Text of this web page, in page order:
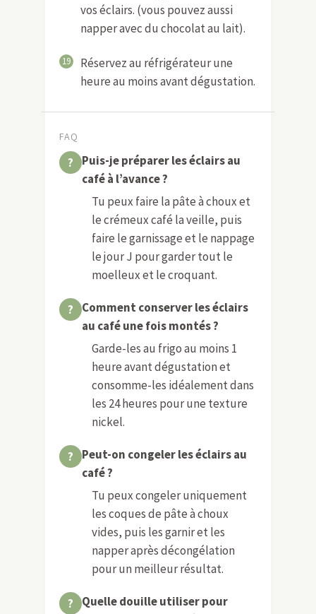
vos éclairs. (vous pouvez aussi
napper avec du chocolat au lait).
19
Réservez au réfrigérateur une
heure au moins avant dégustation.
FAQ
Puis-je préparer les éclairs au
café à l’avance ?
Tu peux faire la pâte à choux et
le crémeux café la veille, puis
faire le garnissage et le nappage
le jour J pour garder tout le
moelleux et le croquant.
Comment conserver les éclairs
au café une fois montés ?
Garde-les au frigo au moins 1
heure avant dégustation et
consomme-les idéalement dans
les 24 heures pour une texture
nickel.
Peut-on congeler les éclairs au
café ?
Tu peux congeler uniquement
les coques de pâte à choux
vides, puis les garnir et les
napper après décongélation
pour un meilleur résultat.
Quelle douille utiliser pour